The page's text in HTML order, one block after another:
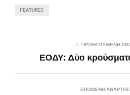
FEATURED
ΠΡΟΗΓΟΎΜΕΝΗ
ΕΟΔΥ: Δύο
ΕΠΌΜΕΝΗ